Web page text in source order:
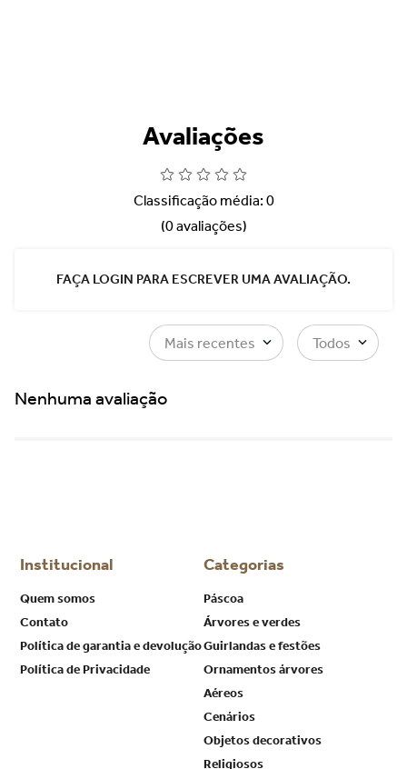
Avaliações
Classificação média: 0
(0 avaliações)
FAÇA LOGIN PARA ESCREVER UMA AVALIAÇÃO.
Mais recentes Todos
Nenhuma avaliação
Peças Decorativa Boneco
de Neve em Resina Branco
Carregando...
Peças Decorativa Ginger
Bell em Resina Marrom e
Vermelho
Carregando...